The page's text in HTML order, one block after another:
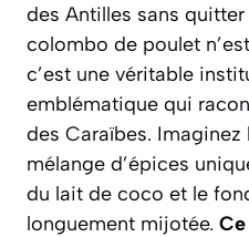
des Antilles sans
colombo de poulet
c’est une véritable
emblématique qui
des Caraïbes. Imaginez
mélange d’épices
du lait de coco et le
longuement mijotée.